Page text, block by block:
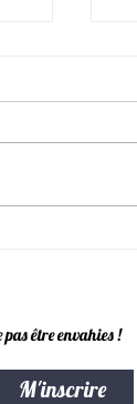
être envahies !
M'inscrire